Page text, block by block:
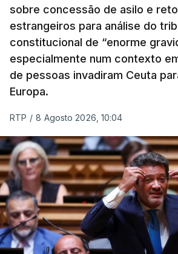
sobre concessão de asilo e
estrangeiros para análise do
constitucional de “enorme
especialmente num contexto
de pessoas invadiram Ceuta
Europa.
RTP / 8 Agosto 2026, 10:04